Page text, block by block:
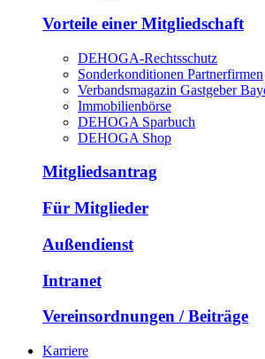
Vorteile einer Mitgliedschaft
DEHOGA-Rechtsschutz
Sonderkonditionen Partnerfirmen
Verbandsmagazin Gastgeber
Immobilienbörse
DEHOGA Sparbuch
DEHOGA Shop
Mitgliedsantrag
Für Mitglieder
Außendienst
Intranet
Vereinsordnungen / Beiträge
Karriere